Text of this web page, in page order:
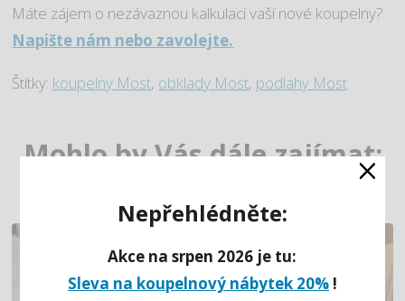
Máte zájem o nezávaznou kalkulaci vaší nové koupelny?
Napište nám nebo zavolejte.
Štítky: koupelny Most, obklady Most, podlahy Most
Mohlo by Vás dále zajímat:
Nepřehlédněte:
Akce na srpen 2026 je tu:
Sleva na koupelnový nábytek 20%!
×